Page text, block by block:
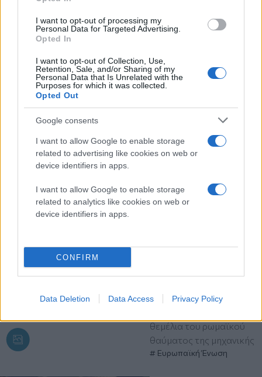
I want to opt-out of processing my
Personal Data for Targeted Advertising.
Opted In
I want to opt-out of Collection, Use,
Retention, Sale, and/or Sharing of my
Personal Data that Is Unrelated with the
Purposes for which it was collected.
Opted Out
Google consents
I want to allow Google to enable storage
related to advertising like cookies on web or
device identifiers in apps.
I want to allow Google to enable storage
related to analytics like cookies on web or
device identifiers in apps.
CONFIRM
Data Deletion Data Access Privacy Policy
Διαβάστε περισσότερα
Πέμπτη 06 Αυγ 2026, 23:48
Ρωσία: Η Γαλλία
απέλασε Ρωσίδα
«πράκτορα επιρροής»
Το ρωσικό υπουργείο
Εξωτερικών χαρακτήρισε
σήμερα απαράδεκτη την
υποχώρηση των
Η σοβαρή ξηρασία στην
θεμέλια του ρωμαϊκού
θαύματος της μηχανικής
Ευρωπαϊκή Ένωση